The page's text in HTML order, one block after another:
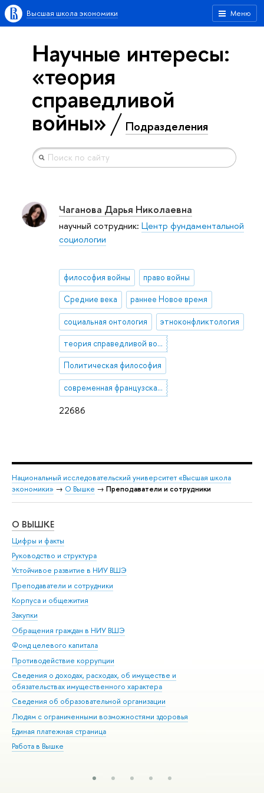
Меню
Высшая школа экономики
Научные интересы:
«теория
справедливой
войны» Подразделения
22686
Чаганова Дарья Николаевна
научный сотрудник: Центр фундаментальной
социологии
философия войны право войны
Средние века раннее Новое время
социальная онтология этноконфликтология
теория справедливой войны
Политическая философия
современная французская феноменология
Национальный исследовательский университет «Высшая школа
экономики» → О Вышке → Преподаватели и сотрудники
О ВЫШКЕ
Цифры и факты
Руководство и структура
Устойчивое развитие в НИУ ВШЭ
Преподаватели и сотрудники
Корпуса и общежития
Закупки
Обращения граждан в НИУ ВШЭ
Фонд целевого капитала
Противодействие коррупции
Сведения о доходах, расходах, об имуществе и
обязательствах имущественного характера
Сведения об образовательной организации
Людям с ограниченными возможностями здоровья
Единая платежная страница
Работа в Вышке